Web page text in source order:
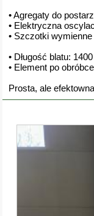
• Agregaty do
• Elektryczna
• Szczotki wymienne
• Długość blatu:
• Element po
Prosta, ale